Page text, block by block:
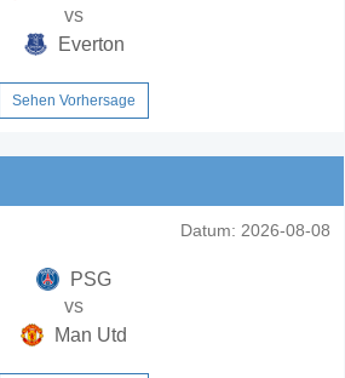
vs
Everton
Sehen Vorhersage
Datum: 2026-08-08
PSG
vs
Man Utd